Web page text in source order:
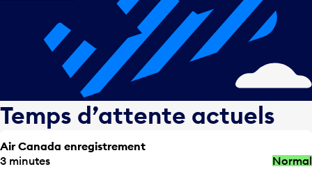
Temps d’attente actuels
Air Canada enregistrement
3 minutes
Normal